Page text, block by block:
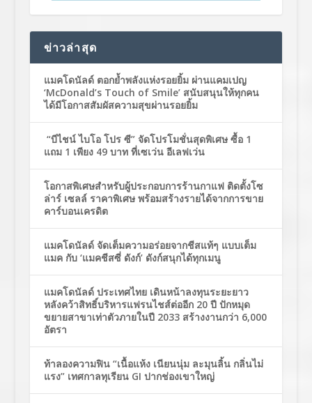
ข่าวล่าสุด
แมคโดนัลด์ ตอกย้ำพลังแห่งรอยยิ้ม ผ่านแคมเปญ
‘McDonald’s Touch of Smile’ สนับสนุนให้ทุกคน
ได้มีโอกาสสัมผัสความสุขผ่านรอยยิ้ม
“บีไชน์ ไบโอ โปร ซี” จัดโปรโมชั่นสุดพิเศษ ซื้อ 1
แถม 1 เพียง 49 บาท ที่เซเว่น อีเลฟเว่น
โอกาสพิเศษสำหรับผู้ประกอบการร้านกาแฟ ติดตั้งโซ
ล่าร์ เซลล์ ราคาพิเศษ พร้อมสร้างรายได้จากการขาย
คาร์บอนเครดิต
แมคโดนัลด์ จัดเต็มความอร่อยจากชีสแท้ๆ แบบเต็ม
แมค กับ ‘แมคชีสซี่ ดังก์’ ดังก์สนุกได้ทุกเมนู
แมคโดนัลด์ ประเทศไทย เดินหน้าลงทุนระยะยาว
หลังคว้าสิทธิ์บริหารแฟรนไชส์ต่ออีก 20 ปี ปักหมุด
ขยายสาขาเท่าตัวภายในปี 2033 สร้างงานกว่า 6,000
อัตรา
ท้าลองความฟิน “เนื้อแห้ง เนียนนุ่ม ละมุนลิ้น กลิ่นไม่
แรง” เทศกาลทุเรียน GI ปากช่องเขาใหญ่